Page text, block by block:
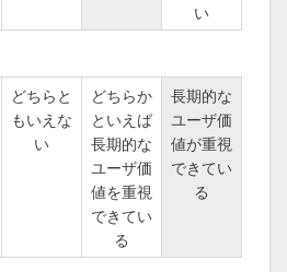
い
どちらと
もいえな
い
どちらか
といえば
長期的な
ユーザ価
値を重視
できてい
る
長期的な
ユーザ価
値が重視
できてい
る